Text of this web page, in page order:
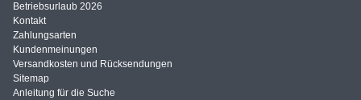
Betriebsurlaub 2026
Kontakt
Zahlungsarten
Kundenmeinungen
Versandkosten und Rücksendungen
Sitemap
Anleitung für die Suche